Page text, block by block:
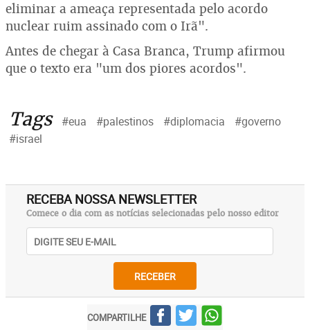
eliminar a ameaça representada pelo acordo
nuclear ruim assinado com o Irã".
Antes de chegar à Casa Branca, Trump afirmou
que o texto era "um dos piores acordos".
Tags #eua #palestinos #diplomacia
#governo
#israel
RECEBA NOSSA NEWSLETTER
Comece o dia com as notícias selecionadas pelo nosso editor
RECEBER
COMPARTILHE